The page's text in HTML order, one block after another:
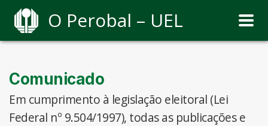
O Perobal – UEL
Comunicado
Em cumprimento à legislação eleitoral (Lei
Federal nº 9.504/1997), todas as publicações e